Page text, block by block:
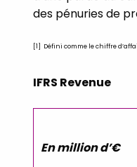
des pénuries de
[1] Défini comme le chiffre
IFRS Revenue
En million d’€